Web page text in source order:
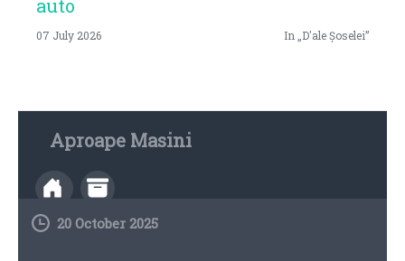
auto
07 July 2026 In „D'ale Șoselei”
Aproape Masini
20 October 2025